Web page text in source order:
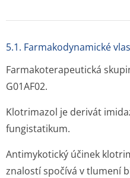
5.1. Farmakodynamické
Farmakoterapeutická
G01AF02.
Klotrimazol je derivát
fungistatikum.
Antimykotický účinek
znalostí spočívá v tlumení